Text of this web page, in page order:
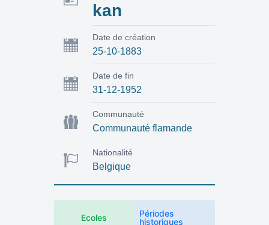
kan
25-10-1883
Date de création
31-12-1952
Date de fin
Communauté flamande
Communauté
Belgique
Nationalité
Ecoles
Périodes
historiques